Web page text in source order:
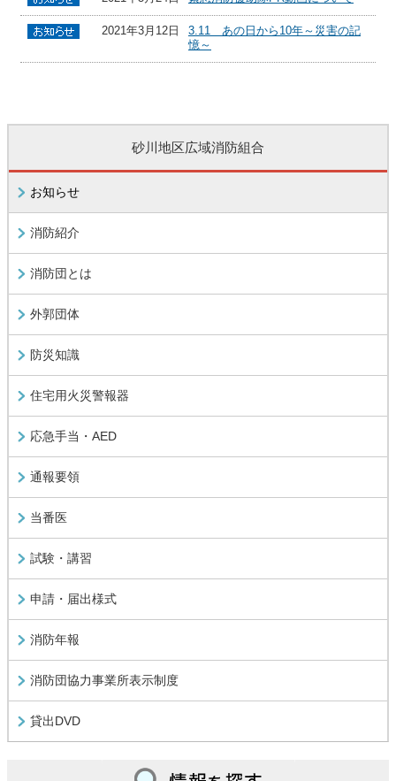
2021年3月12日
3.11 あの日から10年～災害の記
憶～
砂川地区広域消防組合
お知らせ
消防紹介
消防団とは
外郭団体
防災知識
住宅用火災警報器
応急手当・AED
通報要領
当番医
試験・講習
申請・届出様式
消防年報
消防団協力事業所表示制度
貸出DVD